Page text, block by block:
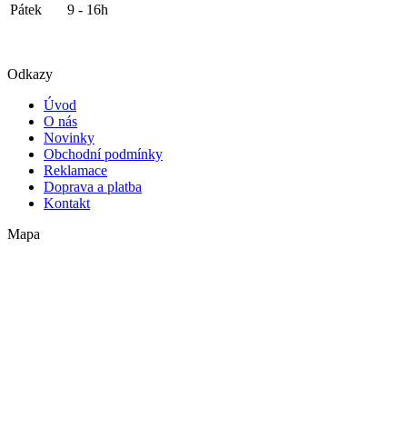
Pátek
9 - 16h
Odkazy
Úvod
O nás
Novinky
Obchodní podmínky
Reklamace
Doprava a platba
Kontakt
Mapa